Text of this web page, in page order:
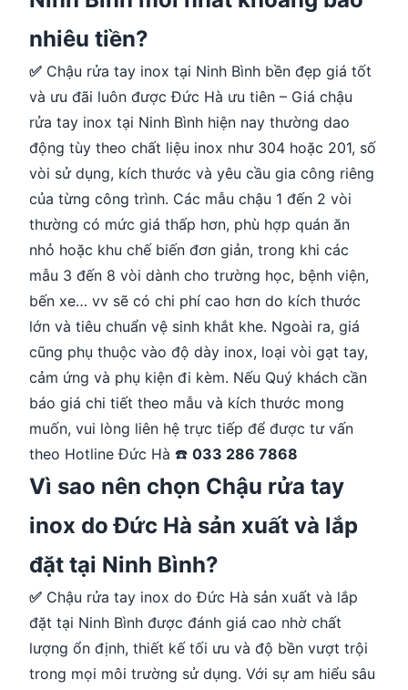
nhiêu tiền?
✅ Chậu rửa tay inox tại Ninh Bình bền đẹp giá tốt
và ưu đãi luôn được Đức Hà ưu tiên – Giá chậu
rửa tay inox tại Ninh Bình hiện nay thường dao
động tùy theo chất liệu inox như 304 hoặc 201, số
vòi sử dụng, kích thước và yêu cầu gia công riêng
của từng công trình. Các mẫu chậu 1 đến 2 vòi
thường có mức giá thấp hơn, phù hợp quán ăn
nhỏ hoặc khu chế biến đơn giản, trong khi các
mẫu 3 đến 8 vòi dành cho trường học, bệnh viện,
bến xe… vv sẽ có chi phí cao hơn do kích thước
lớn và tiêu chuẩn vệ sinh khắt khe. Ngoài ra, giá
cũng phụ thuộc vào độ dày inox, loại vòi gạt tay,
cảm ứng và phụ kiện đi kèm. Nếu Quý khách cần
báo giá chi tiết theo mẫu và kích thước mong
muốn, vui lòng liên hệ trực tiếp để được tư vấn
theo Hotline Đức Hà ☎️ 033 286 7868
Vì sao nên chọn Chậu rửa tay
inox do Đức Hà sản xuất và lắp
đặt tại Ninh Bình?
✅ Chậu rửa tay inox do Đức Hà sản xuất và lắp
đặt tại Ninh Bình được đánh giá cao nhờ chất
lượng ổn định, thiết kế tối ưu và độ bền vượt trội
trong mọi môi trường sử dụng. Với sự am hiểu sâu